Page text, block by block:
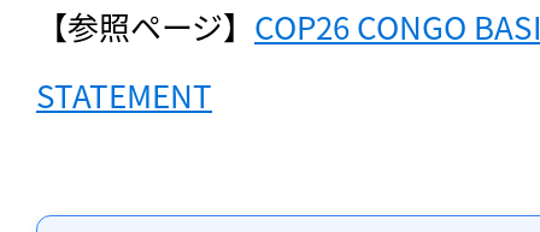
【参照ページ】 COP26 CONGO
STATEMENT